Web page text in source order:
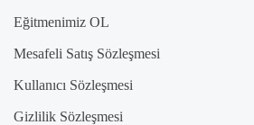
Eğitmenimiz OL
Mesafeli Satış Sözleşmesi
Kullanıcı Sözleşmesi
Gizlilik Sözleşmesi